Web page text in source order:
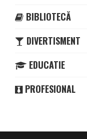
BIBLIOTECĂ
DIVERTISMENT
EDUCATIE
PROFESIONAL